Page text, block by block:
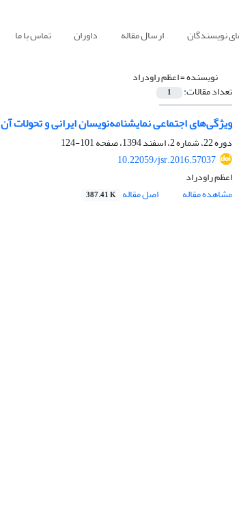
نویسندگان ارسال مقاله داوران تماس با ما
نویسنده =اعظم راودراد
تعداد مقالات: 1
ویژگی‌های اجتماعی نمایشنامه‌نویسان ایرانی و تحولات آن
دوره 22، شماره 2، اسفند 1394، صفحه
101-124
10.22059/jsr.2016.57037
اعظم راودراد
مشاهده مقاله
اصل مقاله 387.41 K